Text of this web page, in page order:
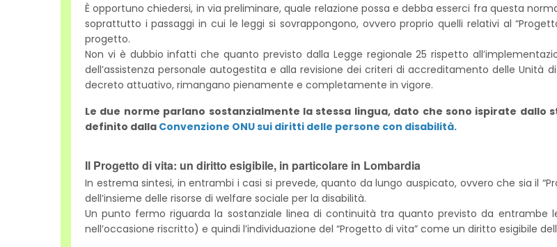
È opportuno chiedersi, in via preliminare, quale relazione possa e debba esserci fra questa
soprattutto i passaggi in cui le leggi si sovrappongono, ovvero proprio quelli relativi al
progetto.
Non vi è dubbio infatti che quanto previsto dalla Legge regionale 25 rispetto
dell’assistenza personale autogestita e alla revisione dei criteri di accreditamento delle Unità
decreto attuativo, rimangano pienamente e completamente in vigore.
Le due norme parlano sostanzialmente la stessa lingua, dato che sono ispirate
definito dalla Convenzione ONU sui diritti delle persone con disabilità.
Il Progetto di vita: un diritto esigibile, in particolare in Lombardia
In estrema sintesi, in entrambi i casi si prevede, quanto da lungo auspicato, ovvero che sia il
dell’insieme delle risorse di welfare sociale per la disabilità.
Un punto fermo riguarda la sostanziale linea di continuità tra quanto previsto da entrambe
nell’occasione riscritto) e quindi l’individuazione del “Progetto di vita” come un diritto esigibile